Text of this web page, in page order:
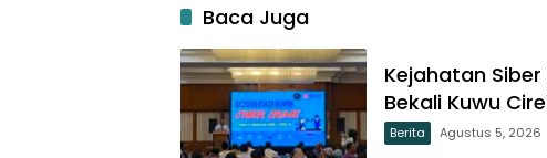
Baca Juga
Kejahatan Siber
Bekali Kuwu
Berita Agustus 5, 2026